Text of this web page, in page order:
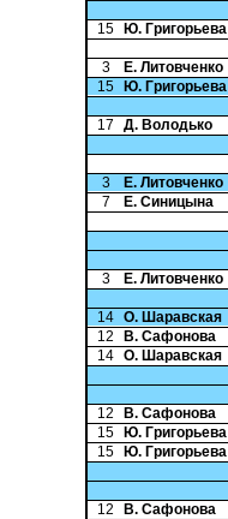
15
Ю. Григорьева
3
Е. Литовченко
15
Ю. Григорьева
17
Д. Володько
3
Е. Литовченко
7
Е. Синицына
3
Е. Литовченко
14 О. Шаравская
12
В. Сафонова
14 О. Шаравская
12
В. Сафонова
15
Ю. Григорьева
15
Ю. Григорьева
12
В. Сафонова